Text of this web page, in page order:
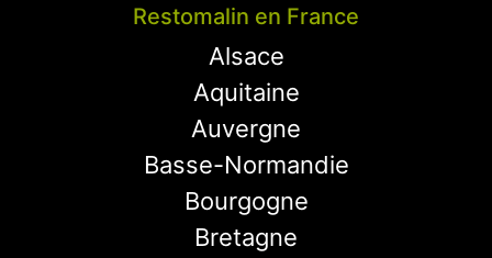
Restomalin en France
Alsace
Aquitaine
Auvergne
Basse-Normandie
Bourgogne
Bretagne